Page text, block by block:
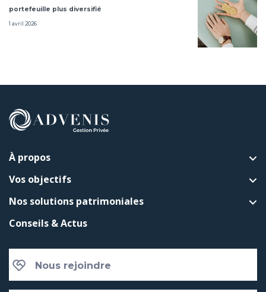
portefeuille plus diversifié
1 avril 2026
À propos
Vos objectifs
Nos solutions patrimoniales
Conseils & Actus
Nous rejoindre